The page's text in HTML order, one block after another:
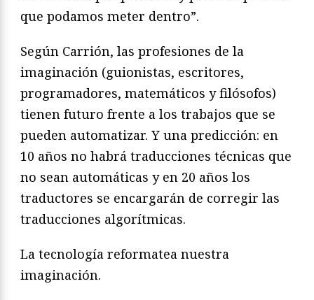
que podamos meter dentro”.
Según Carrión, las profesiones de la
imaginación (guionistas, escritores,
programadores, matemáticos y filósofos)
tienen futuro frente a los trabajos que se
pueden automatizar. Y una predicción: en
10 años no habrá traducciones técnicas que
no sean automáticas y en 20 años los
traductores se encargarán de corregir las
traducciones algorítmicas.
La tecnología reformatea nuestra
imaginación.